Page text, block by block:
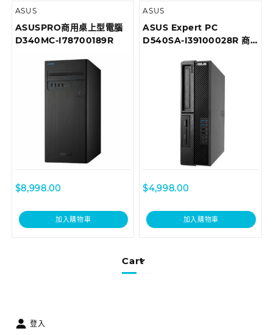
Cart
ASUS
ASUSPRO商用桌上型電腦
D340MC-I78700189R
$8,998.00
加入購物車
ASUS
ASUS Expert PC
D540SA-I39100028R 商
$4,998.00
加入購物車
登入